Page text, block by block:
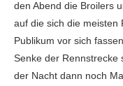
den Abend die Broilers
auf die sich die meisten
Publikum vor sich
Senke der Rennstrecke
der Nacht dann noch